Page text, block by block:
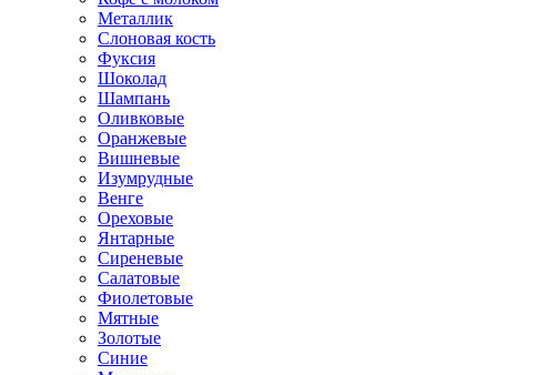
Металлик
Слоновая кость
Фуксия
Шоколад
Шампань
Оливковые
Оранжевые
Вишневые
Изумрудные
Венге
Ореховые
Янтарные
Сиреневые
Салатовые
Фиолетовые
Мятные
Золотые
Синие